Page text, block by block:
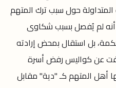
حول سبب ترك المتهم
لم يُفصل بسبب شكاوى
بل استقال بمحض إرادته
عن كواليس رفض أسرة
المتهم كـ "دية" مقابل